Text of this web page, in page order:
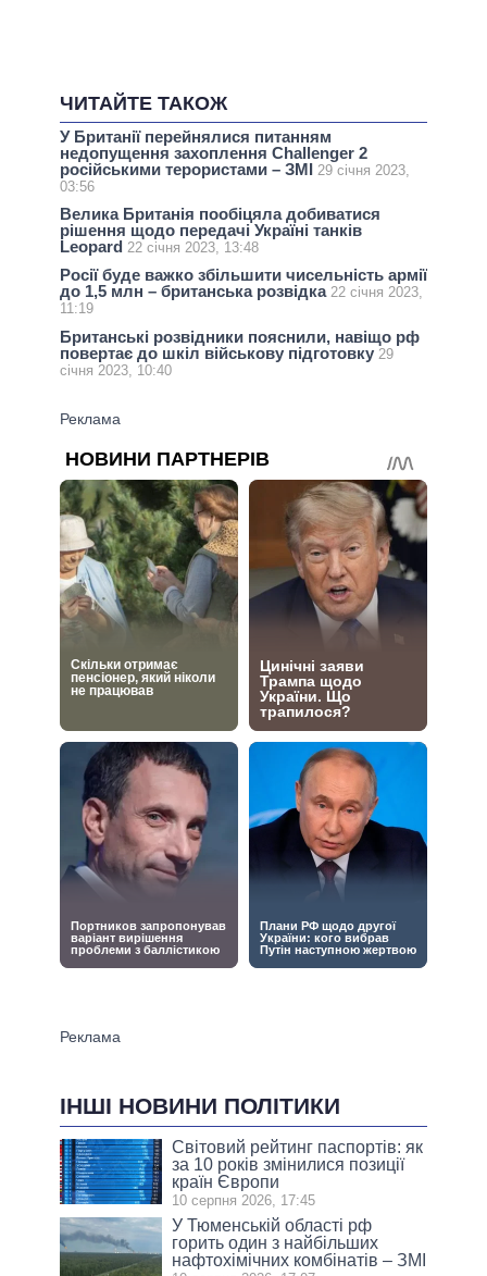
ЧИТАЙТЕ ТАКОЖ
У Британії перейнялися питанням
недопущення захоплення Challenger 2
російськими терористами – ЗМІ 29 січня 2023,
03:56
Велика Британія пообіцяла добиватися
рішення щодо передачі Україні танків
Leopard 22 січня 2023, 13:48
Росії буде важко збільшити чисельність армії
до 1,5 млн – британська розвідка 22 січня 2023,
11:19
Британські розвідники пояснили, навіщо рф
повертає до шкіл військову підготовку 29
січня 2023, 10:40
ІНШІ НОВИНИ ПОЛІТИКИ
Світовий рейтинг паспортів: як
за 10 років змінилися позиції
країн Європи
10 серпня 2026, 17:45
У Тюменській області рф
горить один з найбільших
нафтохімічних комбінатів – ЗМІ